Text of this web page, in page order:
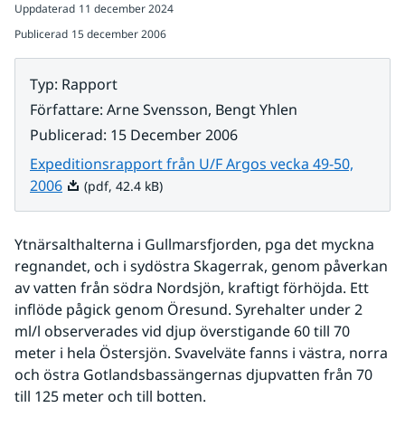
Uppdaterad 11 december 2024
Publicerad 15 december 2006
Typ: Rapport
Författare: Arne Svensson, Bengt Yhlen
Publicerad: 15 December 2006
Expeditionsrapport från U/F Argos vecka 49-50,
2006Pdf, 42.4 kB.
(pdf, 42.4 kB)
Ytnärsalthalterna i Gullmarsfjorden, pga det myckna
regnandet, och i sydöstra Skagerrak, genom påverkan
av vatten från södra Nordsjön, kraftigt förhöjda. Ett
inflöde pågick genom Öresund. Syrehalter under 2
ml/l observerades vid djup överstigande 60 till 70
meter i hela Östersjön. Svavelväte fanns i västra, norra
och östra Gotlandsbassängernas djupvatten från 70
till 125 meter och till botten.